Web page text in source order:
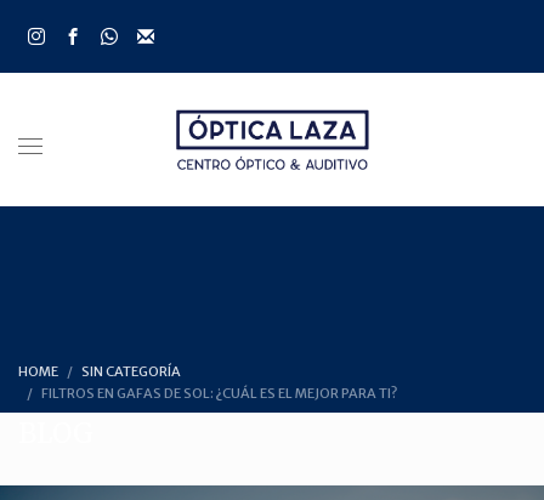
HOME
SIN CATEGORÍA
FILTROS EN GAFAS DE SOL: ¿CUÁL ES EL MEJOR PARA TI?